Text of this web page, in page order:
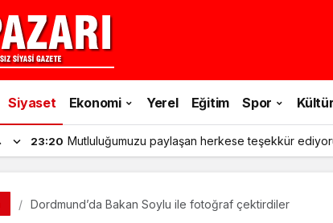
Siyaset Ekonomi Yerel Eğitim Spor
23:20 Mutluluğumuzu paylaşan herkese teşekkür
Dordmund’da Bakan Soylu ile fotoğraf çektirdiler